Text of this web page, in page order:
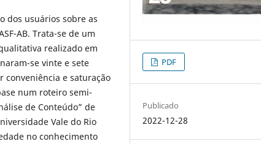
dos usuários sobre as
AB. Trata-se de um
realizado em
se vinte e sete
e saturação
num roteiro semi-
de Conteúdo” de
Vale do Rio
no conhecimento
PDF
Publicado
2022-12-28